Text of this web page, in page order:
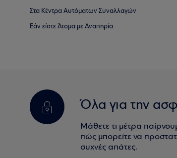
Στα Κέντρα Αυτόματων Συναλλαγών
Εάν είστε Άτομα με Αναπηρία
Όλα για την
Μάθετε τι μέτρα
πώς μπορείτε να
συχνές απάτες.